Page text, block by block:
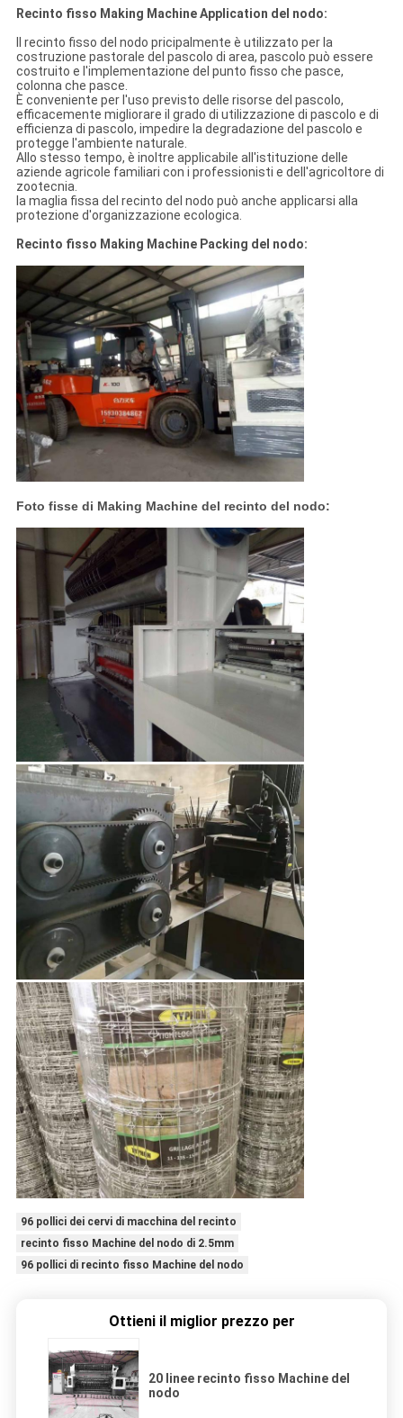
Recinto fisso Making Machine Application del nodo:
Il recinto fisso del nodo pricipalmente è utilizzato per la
costruzione pastorale del pascolo di area, pascolo può essere
costruito e l'implementazione del punto fisso che pasce,
colonna che pasce.
È conveniente per l'uso previsto delle risorse del pascolo,
efficacemente migliorare il grado di utilizzazione di pascolo e di
efficienza di pascolo, impedire la degradazione del pascolo e
protegge l'ambiente naturale.
Allo stesso tempo, è inoltre applicabile all'istituzione delle
aziende agricole familiari con i professionisti e dell'agricoltore di
zootecnia.
la maglia fissa del recinto del nodo può anche applicarsi alla
protezione d'organizzazione ecologica.
Recinto fisso Making Machine Packing del nodo:
Foto fisse di Making Machine del recinto del nodo:
96 pollici dei cervi di macchina del recinto
recinto fisso Machine del nodo di 2.5mm
96 pollici di recinto fisso Machine del nodo
Ottieni il miglior prezzo per
20 linee recinto fisso Machine del
nodo